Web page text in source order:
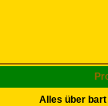
Alles über bart